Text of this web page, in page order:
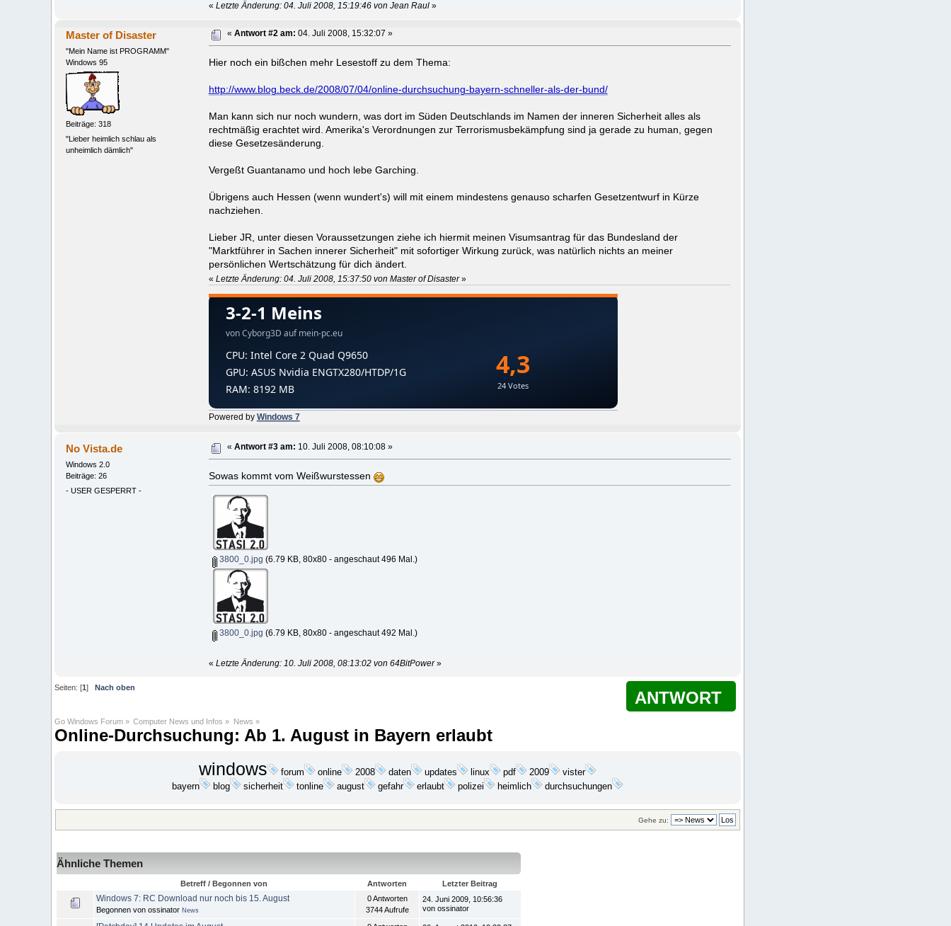
« Letzte Änderung: 04. Juli 2008, 15:19:46 von Jean Raul»
Master of Disaster
"Mein Name ist PROGRAMM"
Windows 95
Beiträge: 318
"Lieber heimlich schlau als
unheimlich dämlich"
«Antwort #2 am: 04. Juli 2008, 15:32:07 »
Hier noch ein bißchen mehr Lesestoff zu dem Thema:
http://www.blog.beck.de/2008/07/04/online-durchsuchung-bayern-schneller-als-der-bund/
Man kann sich nur noch wundern, was dort im Süden Deutschlands im Namen der inneren Sicherheit alles als
rechtmäßig erachtet wird. Amerika's Verordnungen zur Terrorismusbekämpfung sind ja gerade zu human, gegen
diese Gesetzesänderung.
Vergeßt Guantanamo und hoch lebe Garching.
Übrigens auch Hessen (wenn wundert's) will mit einem mindestens genauso scharfen Gesetzentwurf in Kürze
nachziehen.
Lieber JR, unter diesen Voraussetzungen ziehe ich hiermit meinen Visumsantrag für das Bundesland der
"Marktführer in Sachen innerer Sicherheit" mit sofortiger Wirkung zurück, was natürlich nichts an meiner
persönlichen Wertschätzung für dich ändert.
« Letzte Änderung: 04. Juli 2008, 15:37:50 von Master of Disaster»
Powered by Windows 7
No Vista.de
Windows 2.0
Beiträge: 26
- USER GESPERRT -
«Antwort #3 am: 10. Juli 2008, 08:10:08 »
Sowas kommt vom Weißwurstessen
3800_0.jpg (6.79 KB, 80x80 - angeschaut 496 Mal.)
3800_0.jpg (6.79 KB, 80x80 - angeschaut 492 Mal.)
« Letzte Änderung: 10. Juli 2008, 08:13:02 von 64BitPower»
ANTWORT
Seiten: [1] Nach oben
Go Windows Forum » Computer News und Infos » News »
Online-Durchsuchung: Ab 1. August in Bayern erlaubt
windows forum online 2008 daten updates linux pdf 2009
vister
bayern
blog sicherheit tonline august gefahr erlaubt polizei heimlich durchsuchungen
Gehe zu:
Ähnliche Themen
Betreff / Begonnen von Antworten Letzter Beitrag
Windows 7: RC Download nur noch bis 15. August
Begonnen von ossinator News
0 Antworten
3744 Aufrufe
24. Juni 2009, 10:56:36
von ossinator